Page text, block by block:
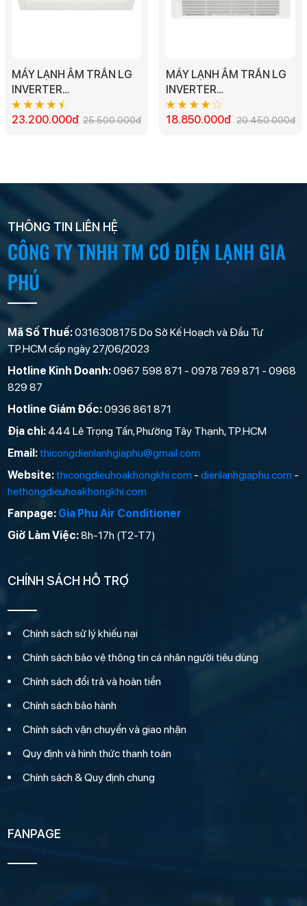
MÁY LẠNH ÂM TRẦN LG
INVERTER
ZTNQ18GTLA0/ZUAB1 1
HƯỚNG THỔI - 2.0HP
23.200.000đ 25.500.000đ
MÁY LẠNH ÂM TRẦN LG
INVERTER
ZTNQ12GULA0/ZUAA1 1
HƯỚNG THỔI-1.5HP
18.850.000đ 20.450.000đ
THÔNG TIN LIÊN HỆ
CÔNG TY TNHH TM CƠ ĐIỆN LẠNH GIA
PHÚ
Mã Số Thuế:0316308175 Do Sở Kế Hoạch và Đầu Tư
TP.HCM cấp ngày 27/06/2023
Hotline Kinh Doanh:0967 598 871 - 0978 769 871 - 0968
829 87
Hotline Giám Đốc:0936 861 871
Địa chỉ: 444 Lê Trọng Tấn, Phường Tây Thạnh, TP.HCM
Email: thicongdienlanhgiaphu@gmail.com
Website: thicongdieuhoakhongkhi.com -dienlanhgiaphu.com -
hethongdieuhoakhongkhi.com
Fanpage: Gia Phu Air Conditioner
Giờ Làm Việc:8h-17h (T2-T7)
CHÍNH SÁCH HỖ TRỢ
Chính sách sử lý khiếu nại
Chính sách bảo vệ thông tin cá nhân người tiêu dùng
Chính sách đổi trả và hoàn tiền
Chính sách bảo hành
Chính sách vận chuyển và giao nhận
Quy định và hình thức thanh toán
Chính sách & Quy định chung
FANPAGE